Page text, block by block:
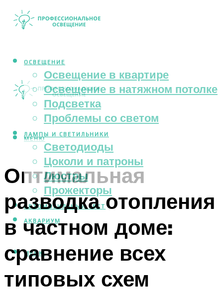
ОСВЕЩЕНИЕ
Освещение в квартире
Освещение в натяжном потолке
Подсветка
Проблемы со светом
ЛАМПЫ И СВЕТИЛЬНИКИ
Светодиоды
Цоколи и патроны
Люстры
Прожекторы
АВТОМОБИЛЬНЫЙ СВЕТ
АКВАРИУМ
МЕНЮ
МЕНЮ
Оптимальная
разводка отопления
в частном доме:
сравнение всех
типовых схем